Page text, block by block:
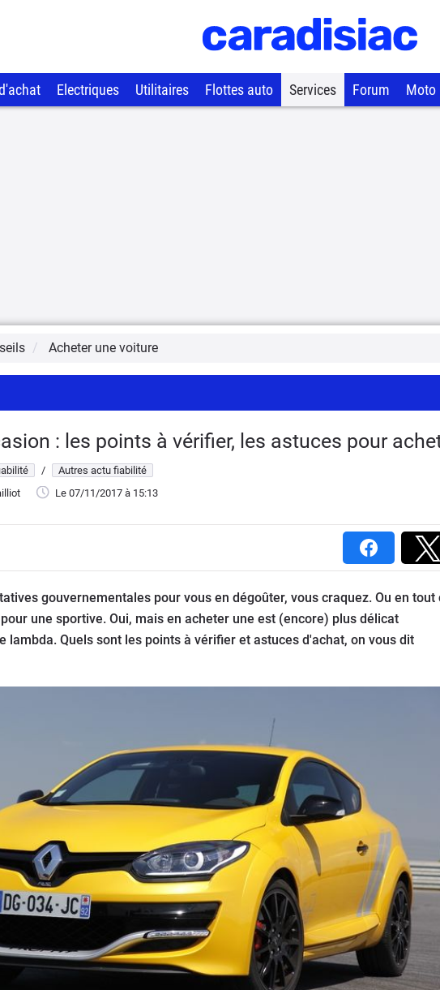
Electriques Utilitaires Flottes auto Services Forum Moto
Acheter une voiture
: les points à vérifier, les astuces pour
/
Autres actu fiabilité
Le 07/11/2017 à 15:13
gouvernementales pour vous en dégoûter, vous craquez. Ou en tout
une sportive. Oui, mais en acheter une est (encore) plus délicat
lambda. Quels sont les points à vérifier et astuces d'achat, on vous dit